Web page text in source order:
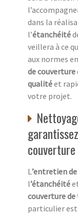
dans la
l’étanchéité
veillera à ce
aux normes
de couverture
qualitéet
votre projet.
L ’entretien
l’étanchéité
couverture
particulier